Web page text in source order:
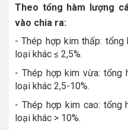
Theo tổng hàm lượng
vào chia ra:
- Thép hợp kim thấp:
loại khác ≤ 2,5%.
- Thép hợp kim vừa: tổng
loại khác 2,5-10%.
- Thép hợp kim cao: tổng
loại khác > 10%.